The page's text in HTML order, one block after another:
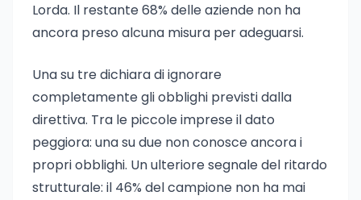
Lorda. Il restante 68% delle aziende non ha
ancora preso alcuna misura per adeguarsi.
Una su tre dichiara di ignorare
completamente gli obblighi previsti dalla
direttiva. Tra le piccole imprese il dato
peggiora: una su due non conosce ancora i
propri obblighi. Un ulteriore segnale del ritardo
strutturale: il 46% del campione non ha mai